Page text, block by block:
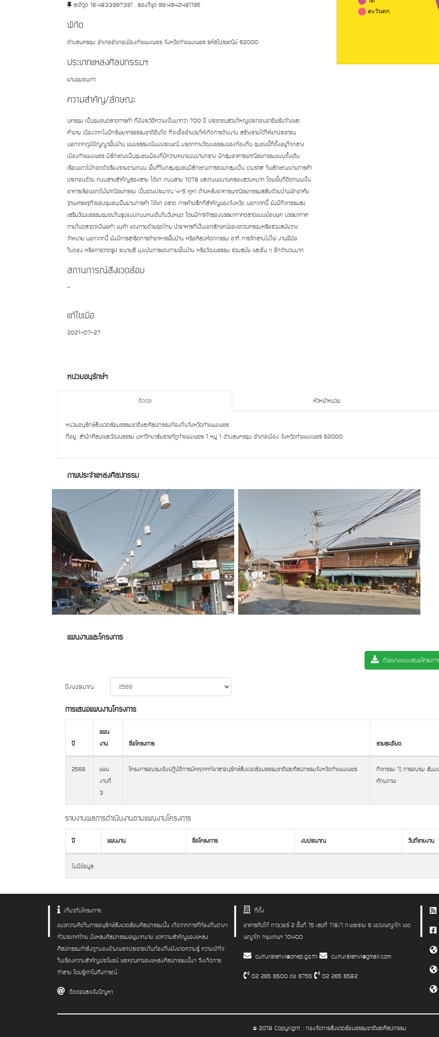
ละติจูด 16.4833997391 , ลองจิจูด 99.4942491195
พิกัด
ตำบลนครชุม อำเภออำเภอเมืองกำแพงเพชร จังหวัดกำแพงเพชร รหัสไปรษณีย์ 62000
ประเภทแหล่งศิลปกรรมฯ
ย่านชุมชนเก่า
ความสำคัญ/ลักษณะ
นครชุม เป็นชุมชนตลาดการค้า ที่มีประวัติความเป็นมากว่า 700 ปี ประชาชนส่วนใหญ่ประกอบอาชีพรับจ้างและ
ค้าขาย เนื่องจากไม่มีทรัพยากรธรรมชาติอื่นใด ที่จะเอื้ออำนวยให้เกิดการจ้างงาน สร้างรายได้ให้แก่ประชาชน
นอกจากภูมิปัญญาพื้นบ้าน ขนบธรรมเนียมประเพณี มรดกทางวัฒนธรรมของท้องถิ่น ชุมชนนี้ที่ตั้งอยู่ใจกลาง
เมืองกำแพงเพชร มีลักษณะเป็นชุมชนเมืองที่มีความหนาแน่นปานกลาง มีกลุ่มอาคารพาณิชยกรรมแบบดั้งเดิม
เรือนแถวไม้ทอดตัวเรียงรายตามถนน พื้นที่ในกลุ่มชุมชนมีลักษณะการรวมกลุ่มเป็น cluster ในลักษณะย่านการค้า
ประกอบด้วย ถนนสายสำคัญสองสาย ได้แก่ ถนนสาย 1078 และถนนขนานคลองสวนหมาก โดยพื้นที่ติดถนนเป็น
อาคารเรือนแถวไม้พาณิชยกรรม เป็นช่วงประมาณ 4-5 คูหา ด้านหลังอาคารพาณิชยกรรมสลับด้วยบ้านพักอาศัย
ฐานเศรษฐกิจของชุมชนเป็นย่านการค้า ได้แก่ ตลาด การค้าปลีกที่สำคัญของจังหวัด นอกจากนี้ ยังมีกิจกรรมส่ง
เสริมวัฒนธรรมชุมชนในรูปแบบถนนคนเดินในวันหยุด โดยมีการจำลองบรรยากาศตลาดแบบย้อนยุค บรรยากาศ
ภายในตลาดจะมีพ่อค้า แม่ค้า แต่งกายด้วยชุดไทย นำอาหารที่เป็นเอกลักษณ์ของชาวนครชุมหรือร่วมสมัยวาง
จำหน่าย นอกจากนี้ ยังมีการสาธิตการทำอาหารพื้นบ้าน หรือศิลปหัตถกรรม อาทิ การจักสานไม้ไผ่ งานฝีมือ
ใบตอง หรือการวาดรูป ระบายสี มุ่งเน้นการแต่งกายพื้นบ้าน หรือวัฒนธรรม ร่วมสมัย และอื่น ๆ อีกจำนวนมาก
สถานการณ์สิ่งแวดล้อม
-
แก้ไขเมื่อ
2021-07-27
หน่วยอนุรักษ์ฯ
ติดต่อ หัวหน้าหน่วย
หน่วยอนุรักษ์สิ่งแวดล้อมธรรมชาติและศิลปกรรมท้องถิ่นจังหวัดกำแพงเพชร
ที่อยู่: สำนักศิลปะและวัฒนธรรม มหาวิทยาลัยราชภัฏกำแพงเพชร 1 หมู่ 1 ตำบลนครชุม อำเภอเมือง จังหวัดกำแพงเพชร 62000
ภาพประจำแหล่งศิลปกรรม
แผนงานและโครงการ
ตัวอย่างแบบเสนอโครงก
ปีงบประมาณ
การเสนอแผนงานโครงการ
ปี
แผน
งาน
ชื่อโครงการ รายละเอียด
2569
แผน
งานที่
3
โครงการอบรมเชิงปฏิบัติการมัคคุเทศก์อาสาอนุรักษ์สิ่งแวดล้อมธรรมชาติและศิลปกรรมจังหวัดกำแพงเพชร
กิจกรรม 1) การอบรม สัม
ศักยภาพ
รายงานผลการดำเนินงานตามแผนงานโครงการ
ปี แผนงาน ชื่อโครงการ งบประมาณ วันที่รายงาน
ไม่มีข้อมูล
เกี่ยวกับโครงการ
แนวความคิดในการอนุรักษ์สิ่งแวดล้อมศิลปกรรมนั้น เกิดจากการที่ท้องถิ่นต่างๆ
ทั่วประเทศไทย มีแหล่งศิลปกรรมอยู่มากมาย แต่ความสำคัญของแหล่ง
ศิลปกรรมกำลังถูกมองข้ามเพราะประชาชนในท้องถิ่นยังขาดความรู้ ความเข้าใจ
ในเรื่องความสำคัญประโยชน์ และคุณค่าของแหล่งศิลปกรรมนั้นๆ จึงเกิดการ
ทำลาย โดยรู้เท่าไม่ถึงการณ์
ติดต่อและแจ้งปัญหา
ที่ตั้ง
อาคารทิปโก้ ทาวเวอร์ 2 ชั้นที่ 15 เลขที่ 118/1 ถ.พระราม 6 แขวงพญาไท เขต
พญาไท กรุงเทพฯ 10400
culturalenvi@onep.go.th culturalenvi@gmail.com
02 265 6500 ต่อ 6755 02 265 6582
@ 2018 Copyright : กองจัดการสิ่งแวดล้อมธรรมชาติและศิลปกรรม